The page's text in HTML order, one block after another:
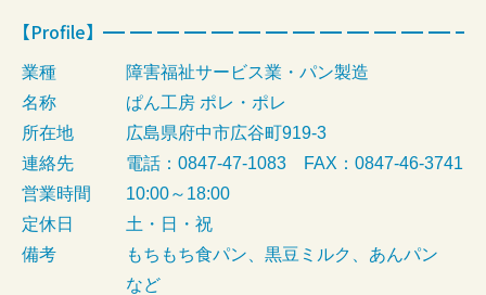
【Profile】
業種
障害福祉サービス業・パン製造
名称
ぱん工房 ポレ・ポレ
所在地
広島県府中市広谷町919-3
連絡先
電話：0847-47-1083 FAX：0847-46-3741
営業時間
10:00～18:00
定休日
土・日・祝
備考
もちもち食パン、黒豆ミルク、あんパン
など